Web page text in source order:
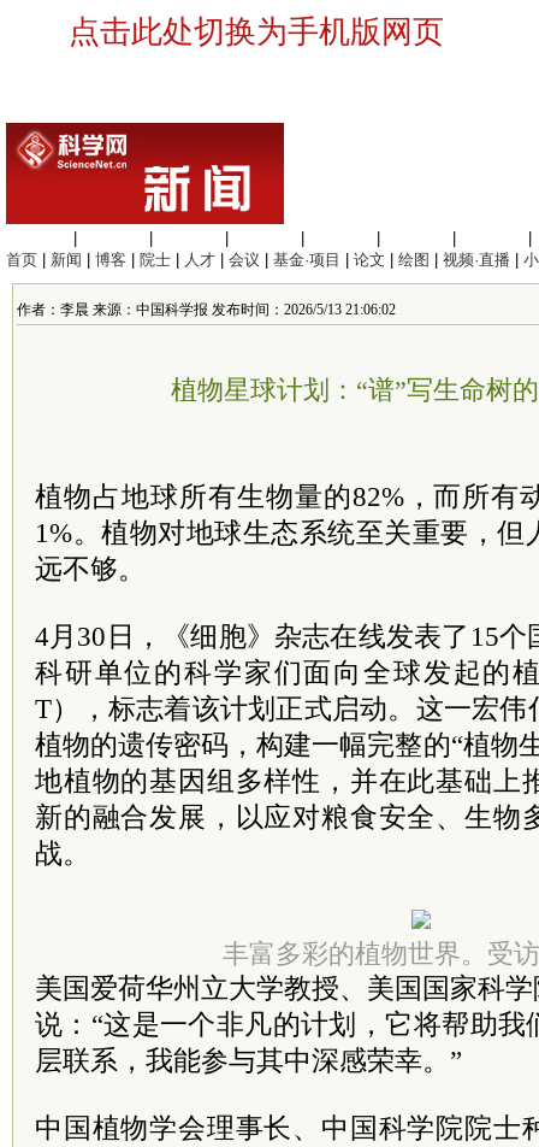
点击此处切换为手机版网页
首页
新闻 博客 院士 人才 会议 基金·项目 论文 绘图 视频·直播
作者：李晨 来源：中国科学报 发布时间：2026/5/13 21:06:02
植物星球计划：“谱”写生命树
植物占地球所有生物量的82%，而所有
1%。植物对地球生态系统至关重要，但
远不够。
4月30日，《细胞》杂志在线发表了15
科研单位的科学家们面向全球发起的
T），标志着该计划正式启动。这一宏
植物的遗传密码，构建一幅完整的“植物
地植物的基因组多样性，并在此基础上
新的融合发展，以应对粮食安全、生物
战。
丰富多彩的植物世界。受
美国爱荷华州立大学教授、美国国家科学
说：“这是一个非凡的计划，它将帮助
层联系，我能参与其中深感荣幸。”
中国植物学会理事长、中国科学院院士